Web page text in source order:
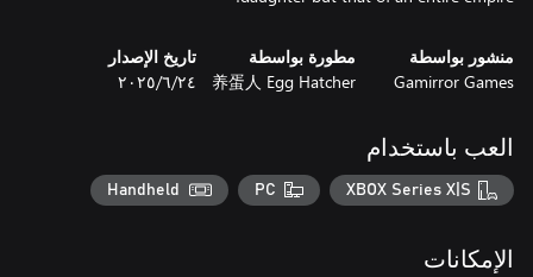
منشور بواسطة
Gamirror Games
مطورة بواسطة
养蛋人 Egg Hatcher
تاريخ الإصدار
٢٤‏/٦‏/٢٠٢٥
العب باستخدام
XBOX Series X|S
PC
Handheld
الإمكانات